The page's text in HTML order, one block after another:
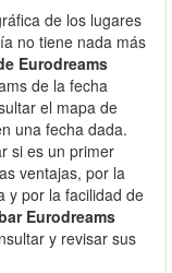
de los lugares
no tiene nada más
Eurodreams
de la fecha
el mapa de
una fecha dada.
si es un primer
ventajas, por la
y por la facilidad de
Eurodreams
y revisar sus